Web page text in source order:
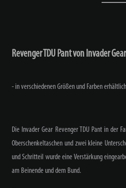
Revenger TDU Pant von Invader Gear
- in verschiedenen Größen und Farben
Die Invader Gear Revenger TDU Pant in der
Oberschenkeltaschen und zwei kleine
und Schritteil wurde eine Verstärkung
am Beinende und dem Bund.